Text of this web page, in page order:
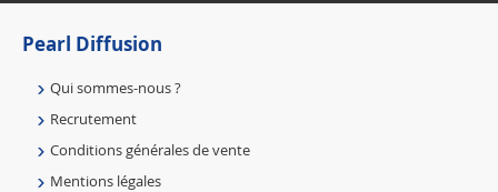
Pearl Diffusion
Qui sommes-nous ?
Recrutement
Conditions générales de vente
Mentions légales